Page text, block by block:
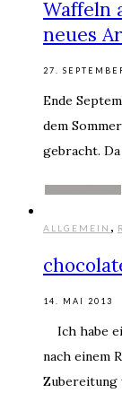
Waffeln
neues
27.
Ende
dem
gebracht.
ALLGEMEIN ,
14. MAI 2013
Ich habe
nach einem
Zubereitung